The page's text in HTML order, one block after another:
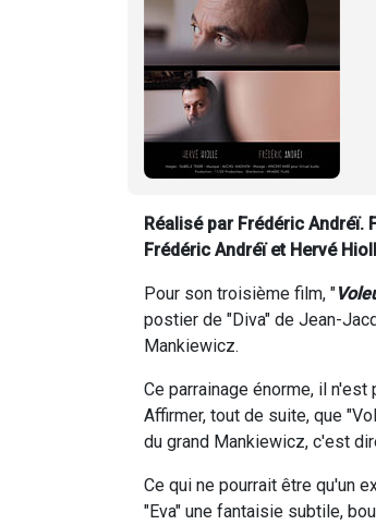
Réalisé par Frédéric Andréï.
Frédéric Andréï et Hervé
Pour son troisième film, "
postier de "Diva" de Jean-
Mankiewicz.
Ce parrainage énorme, il
Affirmer, tout de suite, que
du grand Mankiewicz, c'est
Ce qui ne pourrait être qu'un
"Eva" une fantaisie subtile,